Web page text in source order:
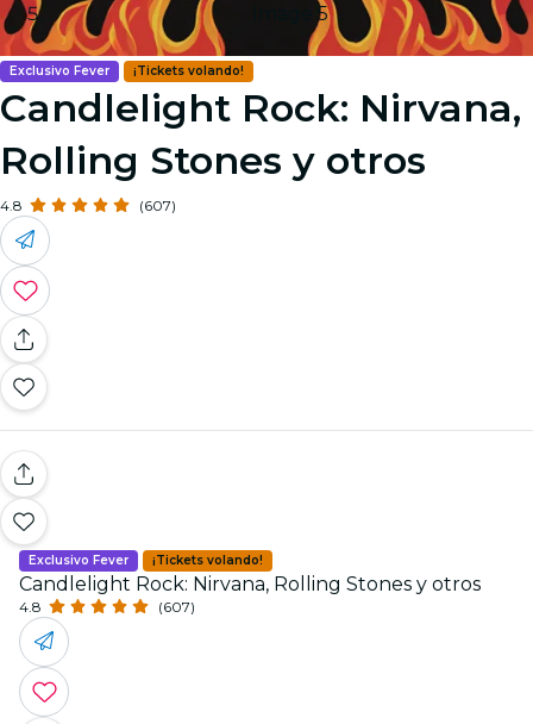
Image 5
Exclusivo Fever ¡Tickets volando!
Candlelight Rock: Nirvana,
Rolling Stones y otros
4.8 (607)
Exclusivo Fever ¡Tickets volando!
Candlelight Rock: Nirvana, Rolling Stones y otros
4.8 (607)